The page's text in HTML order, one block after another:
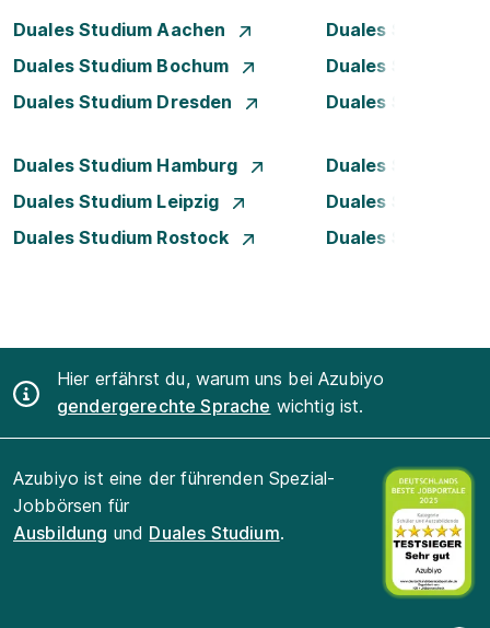
Duales Studium Aachen
Duales Studium
Duales Studium Bochum
Duales Studium
Duales Studium Dresden
Duales Studium
Duales Studium Hamburg
Duales Studium
Duales Studium Leipzig
Duales Studium
Duales Studium Rostock
Duales Studium
Hier erfährst du, warum uns bei Azubiyo
gendergerechte Sprache wichtig ist.
Azubiyo ist eine der führenden Spezial-
Jobbörsen für
Ausbildung und Duales Studium.